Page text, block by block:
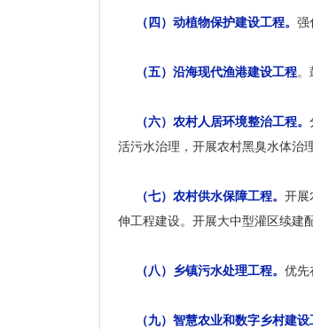
（四）动植物保护建设工程。 强
（五）沿海现代渔港建设工程
（六）农村人居环境整治工程。
活污水治理，开展农村黑臭水体治
（七）农村供水保障工程。 开展
伸工程建设。开展大中型灌区续建
（八）乡镇污水处理工程。 优先
（九）智慧农业和数字乡村建设